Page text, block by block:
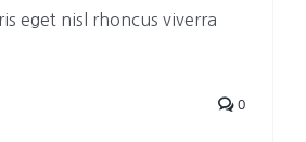
eget nisl rhoncus viverra
0